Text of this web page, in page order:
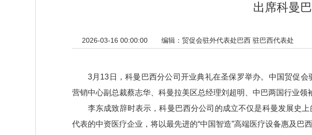
出席科曼
2026-03-16 00:00:00 编辑： 贸促会驻外代表处巴西 驻巴西代表处
3月13日，科曼巴西分公司开业典礼在圣保罗举办。中国贸促
营销中心副总裁蔡志华、科曼拉美区总经理刘超明、中巴两国行业领
李东成致辞时表示，科曼巴西分公司的成立不仅是科曼发展史
代表的中资医疗企业，将以最先进的“中国智造”高端医疗设备惠及巴